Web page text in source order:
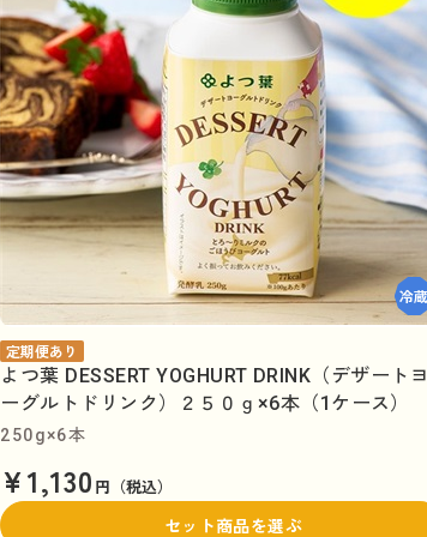
定期便あり
よつ葉 DESSERT YOGHURT DRINK（デザートヨ
ーグルトドリンク）２５０ｇ×6本（1ケース）
250g×6本
¥1,130 円（税込）
セット商品を選ぶ